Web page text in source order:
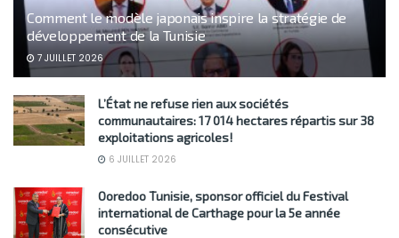
Comment le modèle japonais inspire la stratégie de
développement de la Tunisie
7 JUILLET 2026
L’État ne refuse rien aux sociétés
communautaires: 17 014 hectares répartis sur 38
exploitations agricoles!
6 JUILLET 2026
Ooredoo Tunisie, sponsor officiel du Festival
international de Carthage pour la 5e année
consécutive